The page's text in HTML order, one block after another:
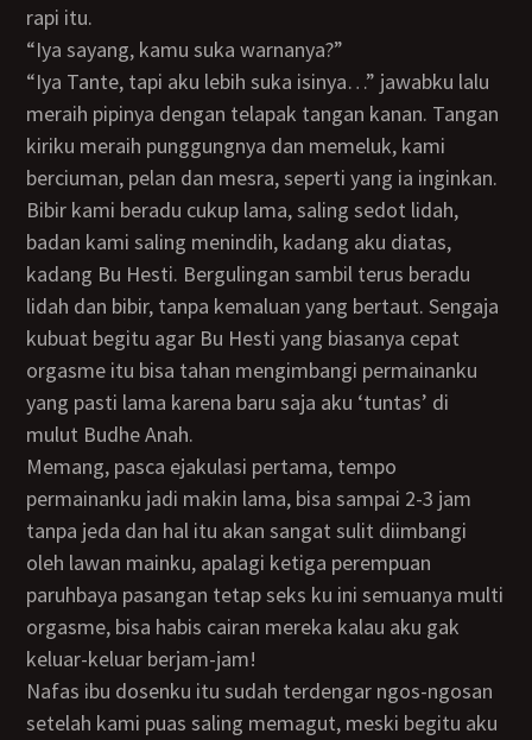
rapi itu.
“Iya sayang, kamu suka warnanya?”
“Iya Tante, tapi aku lebih suka isinya…” jawabku lalu
meraih pipinya dengan telapak tangan kanan. Tangan
kiriku meraih punggungnya dan memeluk, kami
berciuman, pelan dan mesra, seperti yang ia inginkan.
Bibir kami beradu cukup lama, saling sedot lidah,
badan kami saling menindih, kadang aku diatas,
kadang Bu Hesti. Bergulingan sambil terus beradu
lidah dan bibir, tanpa kemaluan yang bertaut. Sengaja
kubuat begitu agar Bu Hesti yang biasanya cepat
orgasme itu bisa tahan mengimbangi permainanku
yang pasti lama karena baru saja aku ‘tuntas’ di
mulut Budhe Anah.
Memang, pasca ejakulasi pertama, tempo
permainanku jadi makin lama, bisa sampai 2-3 jam
tanpa jeda dan hal itu akan sangat sulit diimbangi
oleh lawan mainku, apalagi ketiga perempuan
paruhbaya pasangan tetap seks ku ini semuanya multi
orgasme, bisa habis cairan mereka kalau aku gak
keluar-keluar berjam-jam!
Nafas ibu dosenku itu sudah terdengar ngos-ngosan
setelah kami puas saling memagut, meski begitu aku